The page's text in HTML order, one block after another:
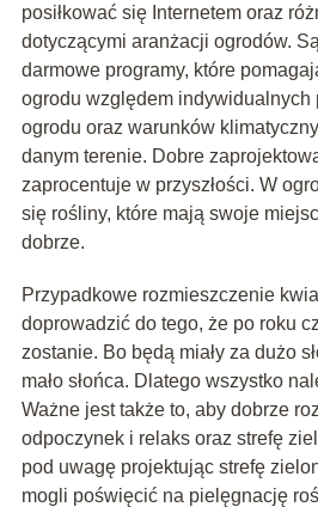
posiłkować się Internetem oraz
dotyczącymi aranżacji ogrodów.
darmowe programy, które
ogrodu względem indywidualnych
ogrodu oraz warunków
danym terenie. Dobre
zaprocentuje w przyszłości. W
się rośliny, które mają swoje
dobrze.
Przypadkowe rozmieszczenie
doprowadzić do tego, że po roku
zostanie. Bo będą miały za dużo
mało słońca. Dlatego wszystko
Ważne jest także to, aby dobrze
odpoczynek i relaks oraz strefę
pod uwagę projektując strefę
mogli poświęcić na pielęgnację